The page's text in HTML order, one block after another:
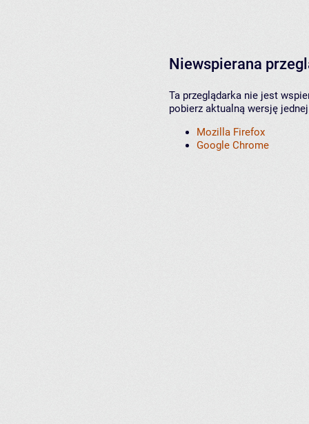
Niewspierana
Ta przeglądarka nie jest
pobierz aktualną wersję
Mozilla Firefox
Google Chrome